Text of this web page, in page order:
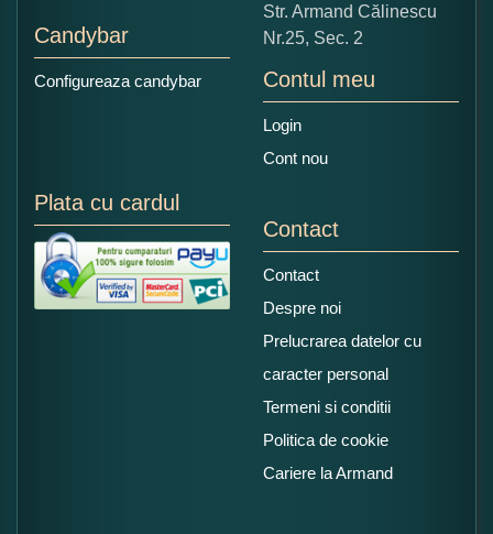
Candybar
Configureaza candybar
Str. Armand Călinescu
Nr.25, Sec. 2
Contul meu
Login
Cont nou
Plata cu cardul
Contact
Contact
Despre noi
Prelucrarea datelor cu
caracter personal
Termeni si conditii
Politica de cookie
Cariere la Armand